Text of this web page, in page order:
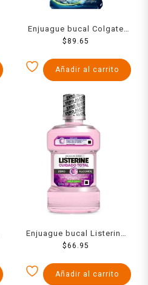
Enjuague bucal Colgate
Plax Odor Control 12
Alcohol 500 ml
$ 89.65
Añadir al carrito
Enjuague bucal Listerine
Cuidado Total zero acohol
$66.95
Añadir al carrito